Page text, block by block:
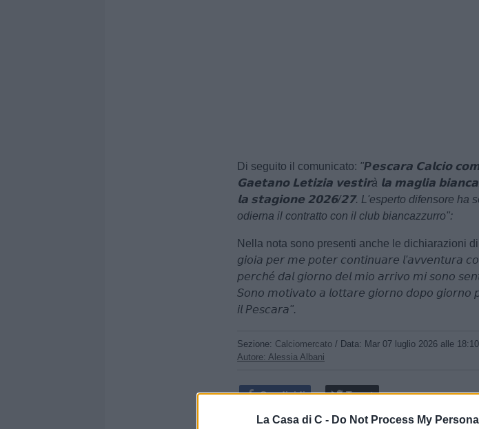
La Casa di C - Do Not Process My
Di seguito il comunicato: "P𝗲𝘀𝗰𝗮𝗿𝗮 𝗖𝗮𝗹𝗰𝗶𝗼
𝗚𝗮𝗲𝘁𝗮𝗻𝗼 𝗟𝗲𝘁𝗶𝘇𝗶𝗮 𝘃𝗲𝘀𝘁𝗶𝗿à 𝗹𝗮 𝗺𝗮𝗴𝗹𝗶𝗮
𝗹𝗮 𝘀𝘁𝗮𝗴𝗶𝗼𝗻𝗲 𝟮𝟬𝟮𝟲/𝟮𝟳. L'esperto difensore ha
odierna il contratto con il club biancazzurro":
Nella nota sono presenti anche le dichiarazioni
𝘨𝘪𝘰𝘪𝘢 𝘱𝘦𝘳 𝘮𝘦 𝘱𝘰𝘵𝘦𝘳 𝘤𝘰𝘯𝘵𝘪𝘯𝘶𝘢𝘳𝘦 𝘭'𝘢𝘷𝘷𝘦𝘯𝘵𝘶𝘳𝘢
𝘱𝘦𝘳𝘤𝘩é 𝘥𝘢𝘭 𝘨𝘪𝘰𝘳𝘯𝘰 𝘥𝘦𝘭 𝘮𝘪𝘰 𝘢𝘳𝘳𝘪𝘷𝘰 𝘮𝘪 𝘴𝘰𝘯𝘰
𝘚𝘰𝘯𝘰 𝘮𝘰𝘵𝘪𝘷𝘢𝘵𝘰 𝘢 𝘭𝘰𝘵𝘵𝘢𝘳𝘦 𝘨𝘪𝘰𝘳𝘯𝘰 𝘥𝘰𝘱𝘰 𝘨𝘪𝘰𝘳𝘯𝘰
𝘪𝘭 𝘗𝘦𝘴𝘤𝘢𝘳𝘢".
Sezione: Calciomercato / Data: Mar 07 luglio 2026 alle 18:10
Autore: Alessia Albani
Condividi Tweet